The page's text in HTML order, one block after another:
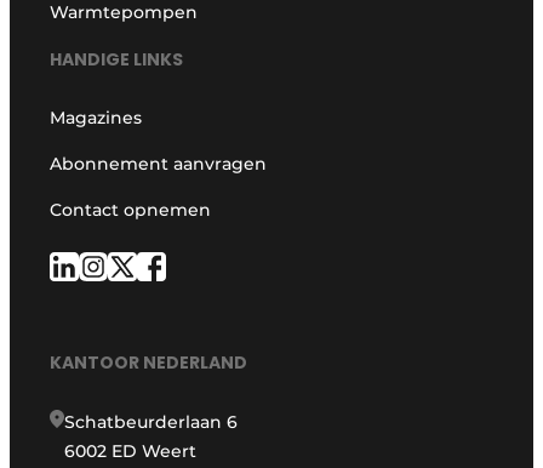
Warmtepompen
HANDIGE LINKS
Magazines
Abonnement aanvragen
Contact opnemen
KANTOOR NEDERLAND
Schatbeurderlaan 6
6002 ED Weert